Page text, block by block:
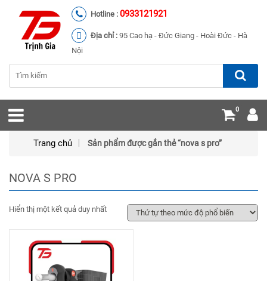
Hotline : 0933121921
Địa chỉ : 95 Cao hạ - Đức Giang - Hoài Đức - Hà
Nội
0
Trang chủ Sản phẩm được gắn thẻ “nova s pro”
NOVA S PRO
Hiển thị một kết quả duy nhất